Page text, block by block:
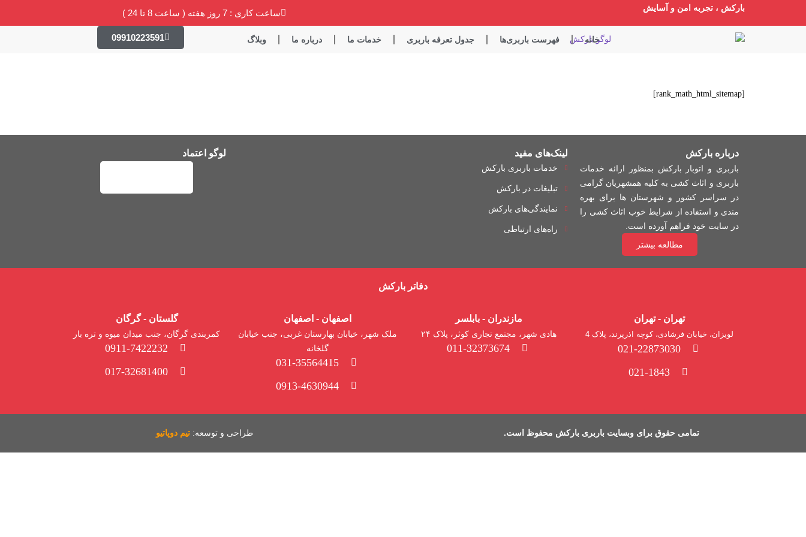
بارکش ، تجربه امن و آسایش ساعت کاری : 7 روز هفته ( ساعت 8 تا 24 )
خانه فهرست باربری‌ها جدول تعرفه باربری خدمات ما درباره ما وبلاگ 09910223591
[rank_math_html_sitemap]
درباره بارکش
باربری و اتوبار بارکش بمنظور ارائه خدمات
باربری و اثاث کشی به کلیه همشهریان گرامی
در سراسر کشور و شهرستان ها برای بهره
مندی و استفاده از شرایط خوب اثاث کشی را
در سایت خود فراهم آورده است.
مطالعه بیشتر
لینک‌های مفید
خدمات باربری بارکش
تبلیغات در بارکش
نمایندگی‌های بارکش
راه‌های ارتباطی
لوگو اعتماد
دفاتر بارکش
تهران - تهران
لویزان، خیابان فرشادی، کوچه اذرپرند، پلاک 4
021-22873030
021-1843
مازندران - بابلسر
هادی شهر، مجتمع تجاری کوثر، پلاک ۲۴
011-32373674
اصفهان - اصفهان
ملک شهر، خیابان بهارستان غربی، جنب خیابان
گلخانه
031-35564415
0913-4630944
گلستان - گرگان
کمربندی گرگان، جنب میدان میوه و تره بار
0911-7422232
017-32681400
تمامی حقوق برای وبسایت باربری بارکش محفوظ است. طراحی و توسعه: تیم دوپاتیو